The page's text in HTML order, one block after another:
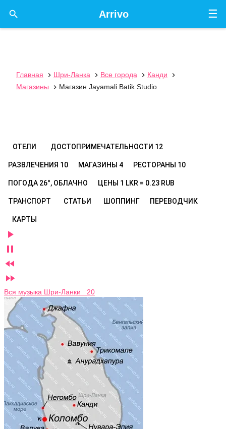
☰
Arrivo

Главная  Шри-Ланка  Все города  Канди

Магазины
 Магазин Jayamali Batik Studio
ОТЕЛИ ДОСТОПРИМЕЧАТЕЛЬНОСТИ 12
РАЗВЛЕЧЕНИЯ 10 МАГАЗИНЫ 4 РЕСТОРАНЫ 10
ПОГОДА 26°, ОБЛАЧНО ЦЕНЫ 1 LKR = 0.23 RUB
ТРАНСПОРТ СТАТЬИ ШОППИНГ ПЕРЕВОДЧИК
КАРТЫ




Вся музыка Шри-Ланки 20